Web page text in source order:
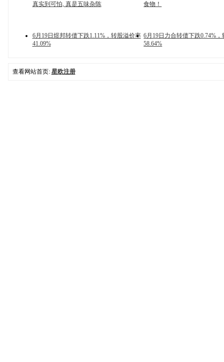
真实到可怕, 真是五味杂陈
食物！
6月19日煜邦转债下跌1.11%，转股溢价率
41.09%
6月19日力合转债下跌0.74%
58.64%
查看网站首页: 星欧注册